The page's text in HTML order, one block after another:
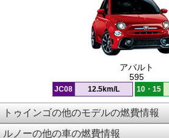
アバルト
595
JC08 12.5km/L 10・15
トゥインゴの他のモデルの燃費情報
ルノーの他の車の燃費情報